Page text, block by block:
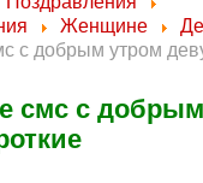
Женщине
с добрым утром
смс с